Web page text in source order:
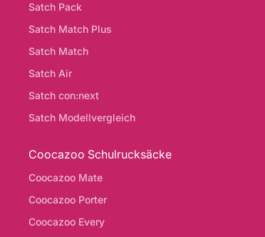
Satch Pack
Satch Match Plus
Satch Match
Satch Air
Satch con:next
Satch Modellvergleich
Coocazoo Schulrucksäcke
Coocazoo Mate
Coocazoo Porter
Coocazoo Every